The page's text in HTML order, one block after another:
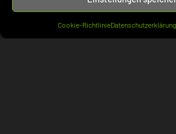
Cookie-RichtlinieDatenschutzerklärung
DeliktsR(171)